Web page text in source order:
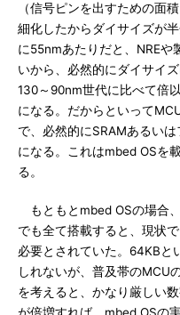
（信号ピンを出すための面
細化したからダイサイズが
に55nmあたりだと、NREや
いから、必然的にダイサイ
130～90nm世代に比べて倍
になる。だからといって
で、必然的にSRAMあるい
になる。これはmbed OSを
る。
もともとmbed OSの場合
でも全て搭載すると、現状
必要とされていた。64KBと
しれないが、普及帯のMCU
を考えると、かなり厳しい